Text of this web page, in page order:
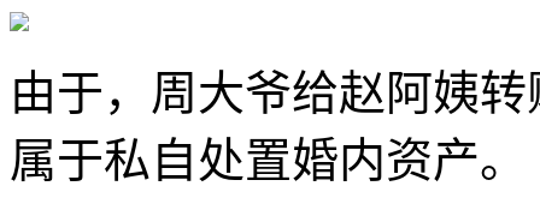
由于，周大爷给赵阿姨
属于私自处置婚内资产。